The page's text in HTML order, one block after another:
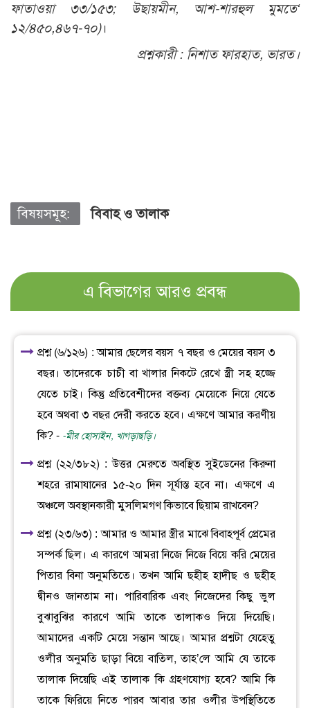
ফাতাওয়া ৩৩/১৫৩; উছায়মীন, আশ-শারহুল মুমতে‘
১২/৪৫০,৪৬৭-৭০)।
প্রশ্নকারী : নিশাত ফারহাত, ভারত।
বিষয়সমূহ: বিবাহ ও তালাক
এ বিভাগের আরও প্রবন্ধ
প্রশ্ন (৬/১২৬) : আমার ছেলের বয়স ৭ বছর ও মেয়ের বয়স ৩
বছর। তাদেরকে চাচী বা খালার নিকটে রেখে স্ত্রী সহ হজ্জে
যেতে চাই। কিন্তু প্রতিবেশীদের বক্তব্য মেয়েকে নিয়ে যেতে
হবে অথবা ৩ বছর দেরী করতে হবে। এক্ষণে আমার করণীয়
কি? - -মীর হোসাইন, খাগড়াছড়ি।
প্রশ্ন (২২/৩৮২) : উত্তর মেরুতে অবস্থিত সুইডেনের কিরুনা
শহরে রামাযানের ১৫-২০ দিন সূর্যাস্ত হবে না। এক্ষণে এ
অঞ্চলে অবস্থানকারী মুসলিমগণ কিভাবে ছিয়াম রাখবেন?
প্রশ্ন (২৩/৬৩) : আমার ও আমার স্ত্রীর মাঝে বিবাহপূর্ব প্রেমের
সম্পর্ক ছিল। এ কারণে আমরা নিজে নিজে বিয়ে করি মেয়ের
পিতার বিনা অনুমতিতে। তখন আমি ছহীহ হাদীছ ও ছহীহ
দ্বীনও জানতাম না। পারিবারিক এবং নিজেদের কিছু ভুল
বুঝাবুঝির কারণে আমি তাকে তালাকও দিয়ে দিয়েছি।
আমাদের একটি মেয়ে সন্তান আছে। আমার প্রশ্নটা যেহেতু
ওলীর অনুমতি ছাড়া বিয়ে বাতিল, তাহ’লে আমি যে তাকে
তালাক দিয়েছি এই তালাক কি গ্রহণযোগ্য হবে? আমি কি
তাকে ফিরিয়ে নিতে পারব আবার তার ওলীর উপস্থিতিতে